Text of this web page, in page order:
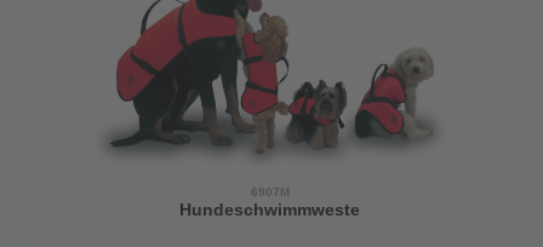
6907M
Hundeschwimmweste